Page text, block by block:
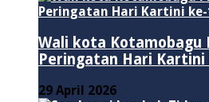
Wali kota Kotamobagu
Peringatan Hari Kartini
29 April 2026